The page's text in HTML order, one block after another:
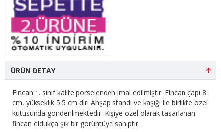
ÜRÜN DETAY
Fincan 1. sınıf kalite porselenden imal edilmiştir. Fincan çapı 8
cm, yükseklik 5.5 cm dir. Ahşap standı ve kaşığı ile birlikte özel
kutusunda gönderilmektedir. Kişiye özel olarak tasarlanan
fincan oldukça şık bir görüntüye sahiptir.